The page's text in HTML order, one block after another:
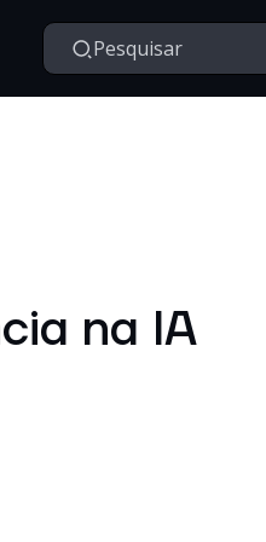
ambientes corporativos.
na IA